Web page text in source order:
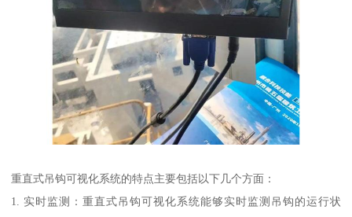
重直式吊钩可视化系统的特点主要包括以下几个方面：
1. 实时监测：重直式吊钩可视化系统能够实时监测吊钩的运行状